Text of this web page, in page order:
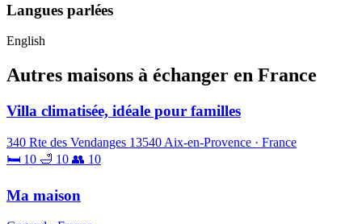
Langues parlées
English
Autres maisons à échanger en France
Villa climatisée, idéale pour familles
340 Rte des Vendanges 13540 Aix-en-Provence · France
🛏 10 🛁 10 👥 10
Ma maison